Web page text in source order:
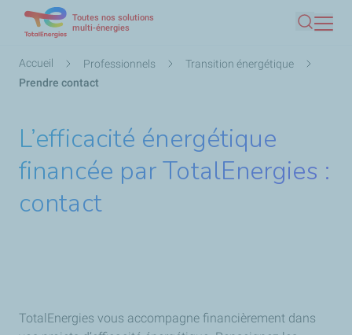
contenu
Toutes nos solutions
multi-énergies
Fil
d'Ariane
Accueil Professionnels
Transition énergétique
Prendre contact
L’efficacité énergétique
financée par TotalEnergies :
contact
TotalEnergies vous accompagne financièrement dans